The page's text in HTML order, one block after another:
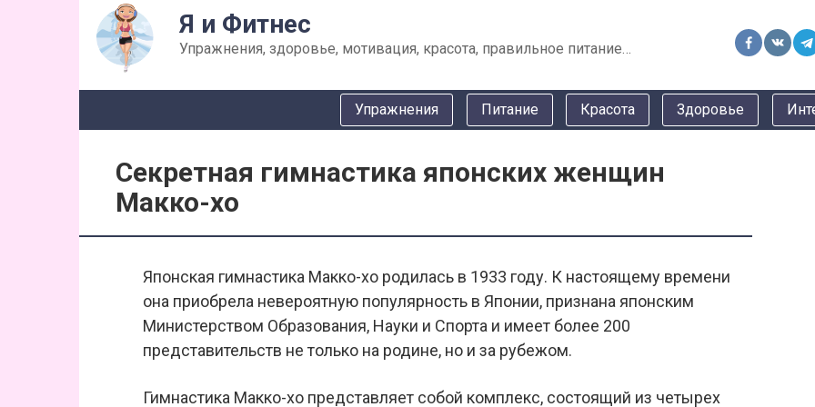
Я и Фитнес
Упражнения, здоровье, мотивация, красота, правильное питание…
Упражнения Питание Красота Здоровье
Секретная гимнастика японских женщин
Макко-хо
Японская гимнастика Макко-хо родилась в 1933 году. К настоящему времени
она приобрела невероятную популярность в Японии, признана японским
Министерством Образования, Науки и Спорта и имеет более 200
представительств не только на родине, но и за рубежом.
Гимнастика Макко-хо представляет собой комплекс, состоящий из четырех